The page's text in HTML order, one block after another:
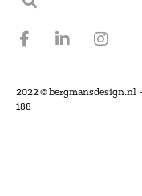
2022 © bergmansdesign.nl
188